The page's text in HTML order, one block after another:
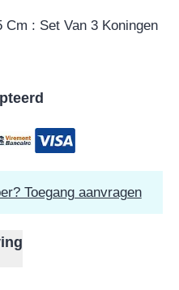
Cm : Set Van 3 Koningen
Toegang aanvragen